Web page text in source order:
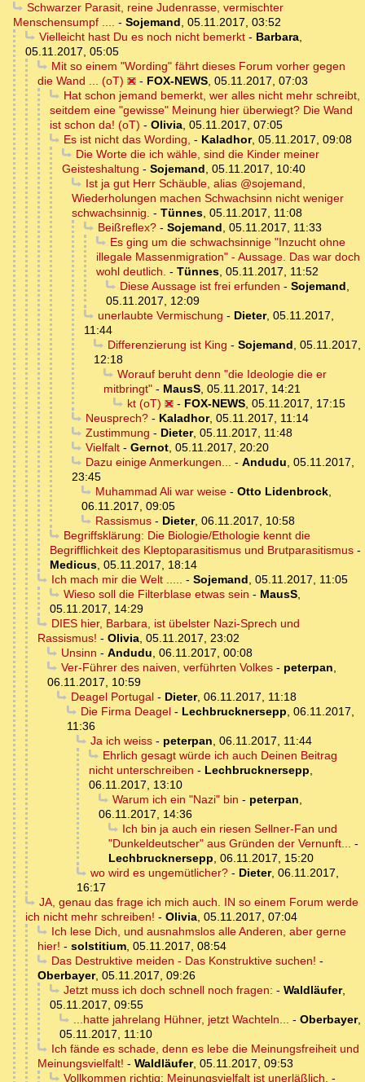
Schwarzer Parasit, reine Judenrasse, vermischter
Menschensumpf .... - Sojemand, 05.11.2017, 03:52
Vielleicht hast Du es noch nicht bemerkt- Barbara,
05.11.2017, 05:05
Mit so einem "Wording" fährt dieses Forum vorher gegen
die Wand ... (oT)
- FOX-NEWS, 05.11.2017, 07:03
Hat schon jemand bemerkt, wer alles nicht mehr schreibt,
seitdem eine "gewisse" Meinung hier überwiegt? Die Wand
ist schon da! (oT) - Olivia, 05.11.2017, 07:05
Es ist nicht das Wording, - Kaladhor, 05.11.2017, 09:08
Die Worte die ich wähle, sind die Kinder meiner
Geisteshaltung - Sojemand, 05.11.2017, 10:40
Ist ja gut Herr Schäuble, alias @sojemand,
Wiederholungen machen Schwachsinn nicht weniger
schwachsinnig. - Tünnes, 05.11.2017, 11:08
Beißreflex?- Sojemand, 05.11.2017, 11:33
Es ging um die schwachsinnige "Inzucht ohne
illegale Massenmigration" - Aussage. Das war doch
wohl deutlich. - Tünnes, 05.11.2017, 11:52
Diese Aussage ist frei erfunden - Sojemand,
05.11.2017, 12:09
unerlaubte Vermischung - Dieter, 05.11.2017,
11:44
Differenzierung ist King - Sojemand, 05.11.2017,
12:18
Worauf beruht denn "die Ideologie die er
mitbringt" - MausS, 05.11.2017, 14:21
kt (oT)
- FOX-NEWS, 05.11.2017, 17:15
Neusprech?- Kaladhor, 05.11.2017, 11:14
Zustimmung - Dieter, 05.11.2017, 11:48
Vielfalt- Gernot, 05.11.2017, 20:20
Dazu einige Anmerkungen... - Andudu, 05.11.2017,
23:45
Muhammad Ali war weise- Otto Lidenbrock,
06.11.2017, 09:05
Rassismus- Dieter, 06.11.2017, 10:58
Begriffsklärung: Die Biologie/Ethologie kennt die
Begrifflichkeit des Kleptoparasitismus und Brutparasitismus -
Medicus, 05.11.2017, 18:14
Ich mach mir die Welt ..... - Sojemand, 05.11.2017, 11:05
Wieso soll die Filterblase etwas sein - MausS,
05.11.2017, 14:29
DIES hier, Barbara, ist übelster Nazi-Sprech und
Rassismus! - Olivia, 05.11.2017, 23:02
Unsinn - Andudu, 06.11.2017, 00:08
Ver-Führer des naiven, verführten Volkes- peterpan,
06.11.2017, 10:59
Deagel Portugal- Dieter, 06.11.2017, 11:18
Die Firma Deagel- Lechbrucknersepp, 06.11.2017,
11:36
Ja ich weiss- peterpan, 06.11.2017, 11:44
Ehrlich gesagt würde ich auch Deinen Beitrag
nicht unterschreiben - Lechbrucknersepp,
06.11.2017, 13:10
Warum ich ein "Nazi" bin - peterpan,
06.11.2017, 14:36
Ich bin ja auch ein riesen Sellner-Fan und
"Dunkeldeutscher" aus Gründen der Vernunft... -
Lechbrucknersepp, 06.11.2017, 15:20
wo wird es ungemütlicher?- Dieter, 06.11.2017,
16:17
JA, genau das frage ich mich auch. IN so einem Forum werde
ich nicht mehr schreiben! - Olivia, 05.11.2017, 07:04
Ich lese Dich, und ausnahmslos alle Anderen, aber gerne
hier! - solstitium, 05.11.2017, 08:54
Das Destruktive meiden - Das Konstruktive suchen! -
Oberbayer, 05.11.2017, 09:26
Jetzt muss ich doch schnell noch fragen: - Waldläufer,
05.11.2017, 09:55
...hatte jahrelang Hühner, jetzt Wachteln... - Oberbayer,
05.11.2017, 11:10
Ich fände es schade, denn es lebe die Meinungsfreiheit und
Meinungsvielfalt! - Waldläufer, 05.11.2017, 09:53
Vollkommen richtig: Meinungsvielfalt ist unerläßlich. -